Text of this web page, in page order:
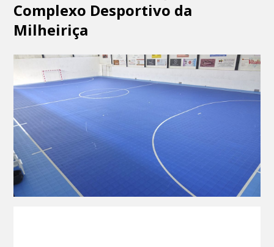
Complexo Desportivo da
Milheiriça